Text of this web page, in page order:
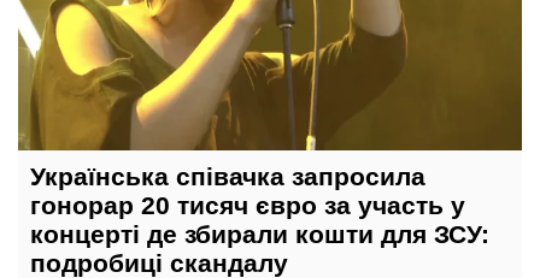
Українська співачка запросила
гонорар 20 тисяч євро за участь у
концерті де збирали кошти для ЗСУ:
подробиці скандалу